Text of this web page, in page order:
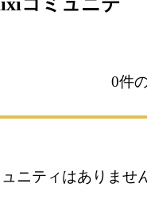
0件
ニティはありませ